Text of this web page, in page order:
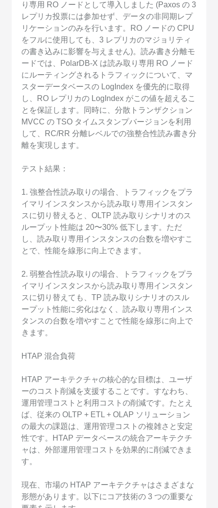
り専用 RO ノードとして導入しました (Paxos の 3
レプリカ投票には参加せず、データの非同期レプ
リケーションのみを行います。RO ノードの CPU
をフルに使用しても、3 レプリカのマジョリティ
の書き込みに影響を与えません)。読み書き分離モ
ードでは、PolarDB-X は読み取り専用 RO ノード
にルーティングされるトラフィックについて、マ
スターデータベースの LogIndex を優先的に取得
し、RO レプリカの LogIndex がこの値を超えるこ
とを保証します。同時に、分散トランザクション
MVCC の TSO タイムスタンプバージョンを利用
して、RC/RR 分離レベルでの強整合性読み書き分
離を実現します。
テスト結果：
1. 強整合性読み取りの場合、トラフィックをプラ
イマリインスタンスから読み取り専用インスタン
スに切り替えると、OLTP 読み取りシナリオのス
ループット性能は 20〜30% 低下します。ただ
し、読み取り専用インスタンスの台数を増やすこ
とで、性能を線形に向上できます。
2. 弱整合性読み取りの場合、トラフィックをプラ
イマリインスタンスから読み取り専用インスタン
スに切り替えても、TP 読み取りシナリオのスル
ープット性能に劣化はなく、読み取り専用インス
タンスの台数を増やすことで性能を線形に向上で
きます。
HTAP 混合負荷
HTAP アーキテクチャの核心的な目標は、ユーザ
ーのコスト削減を支援することです。すなわち、
運用管理コストと利用コストの削減です。たとえ
ば、従来の OLTP + ETL + OLAP ソリューション
の最大の課題は、運用管理コストの複雑さと安定
性です。HTAP データベースの統合アーキテクチ
ャは、外部運用管理コストを効果的に削減できま
す。
現在、市場の HTAP アーキテクチャはさまざまな
形態があります。以下にコア技術の 3 つの重要な